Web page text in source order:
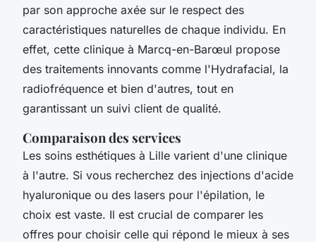
par son approche axée sur le respect des
caractéristiques naturelles de chaque individu. En
effet, cette clinique à Marcq-en-Barœul propose
des traitements innovants comme l'Hydrafacial, la
radiofréquence et bien d'autres, tout en
garantissant un suivi client de qualité.
Comparaison des services
Les soins esthétiques à Lille varient d'une clinique
à l'autre. Si vous recherchez des injections d'acide
hyaluronique ou des lasers pour l'épilation, le
choix est vaste. Il est crucial de comparer les
offres pour choisir celle qui répond le mieux à ses